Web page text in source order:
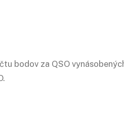
bodov za QSO